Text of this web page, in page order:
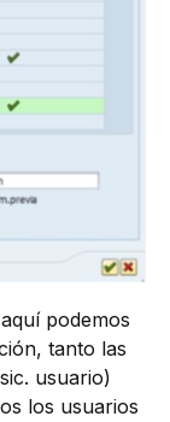
podemos
tanto las
usuario)
los usuarios